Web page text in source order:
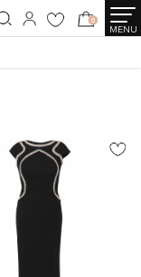
MENU
0